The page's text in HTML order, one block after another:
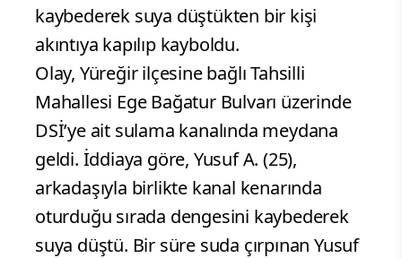
kaybederek suya düştükten bir kişi
akıntıya kapılıp kayboldu.
Olay, Yüreğir ilçesine bağlı Tahsilli
Mahallesi Ege Bağatur Bulvarı üzerinde
DSİ’ye ait sulama kanalında meydana
geldi. İddiaya göre, Yusuf A. (25),
arkadaşıyla birlikte kanal kenarında
oturduğu sırada dengesini kaybederek
suya düştü. Bir süre suda çırpınan Yusuf